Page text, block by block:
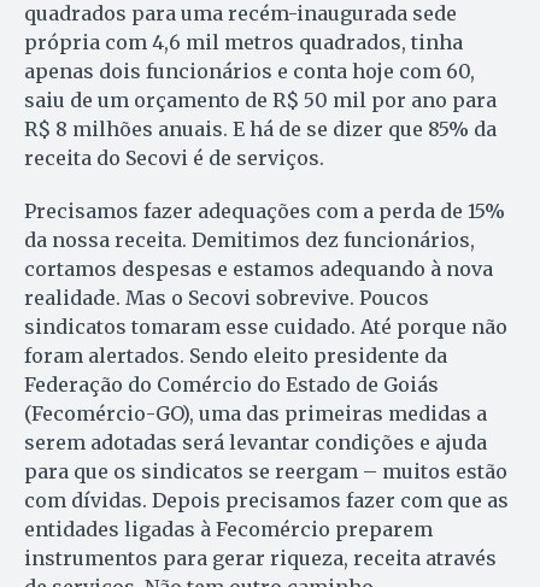
quadrados para uma re­cém-inaugurada sede
própria com 4,6 mil metros quadrados, tinha
apenas dois funcionários e conta hoje com 60,
saiu de um orçamento de R$ 50 mil por ano para
R$ 8 milhões anuais. E há de se dizer que 85% da
receita do Secovi é de serviços.
Precisamos fazer adequações com a perda de 15%
da nossa receita. Demitimos dez funcionários,
cortamos despesas e estamos adequando à nova
realidade. Mas o Secovi sobrevive. Poucos
sindicatos tomaram esse cuidado. Até por­que não
foram alertados. Sen­do eleito presidente da
Federação do Comércio do Estado de Goiás
(Fecomércio-GO), uma das primeiras medidas a
serem adotadas será levantar condições e ajuda
para que os sindicatos se reergam – muitos estão
com dívidas. De­pois precisamos fazer com que as
entidades ligadas à Fecomércio preparem
instrumentos para gerar riqueza, receita através